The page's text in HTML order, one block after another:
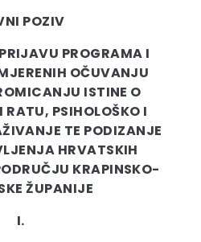
POZIV
PROGRAMA I
OČUVANJU
ISTINE O
PSIHOLOŠKO I
TE PODIZANJE
HRVATSKIH
KRAPINSKO-
ŽUPANIJE
I.